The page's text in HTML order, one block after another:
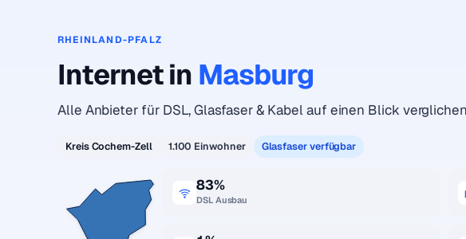
RHEINLAND-PFALZ
Internet in Masburg
Alle Anbieter für DSL, Glasfaser & Kabel auf einen Blick
Kreis Cochem-Zell 1.100 Einwohner Glasfaser verfügbar
83%
DSL Ausbau